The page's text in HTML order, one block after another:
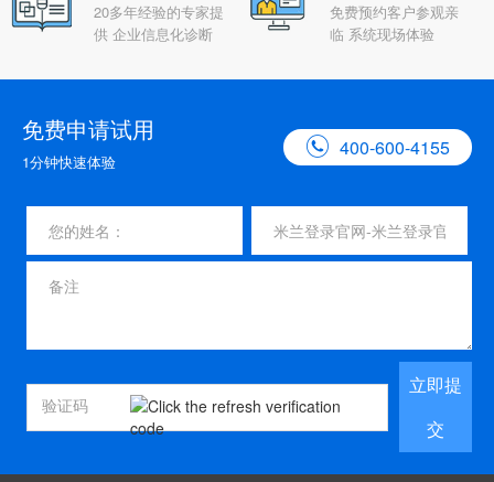
20多年经验的专家提
供 企业信息化诊断
免费预约客户参观亲
临 系统现场体验
免费申请试用
1分钟快速体验
 400-600-4155
立即提
交